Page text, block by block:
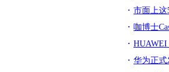
市面上这
咖博士
HUAWEI
华为正式